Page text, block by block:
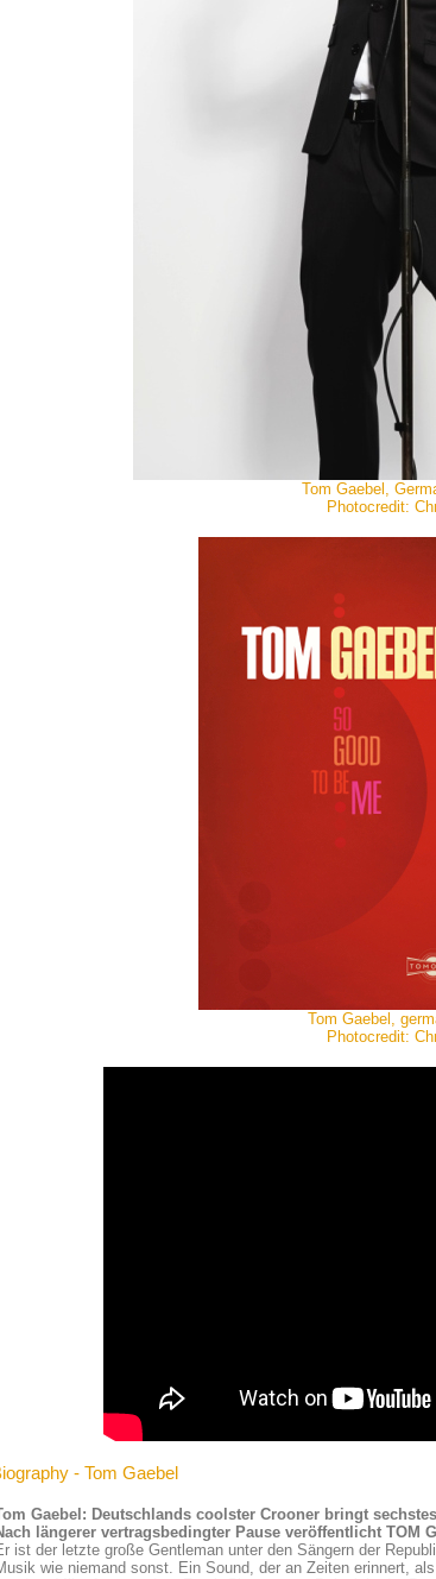
Tom Gaebel,
Photocredit:
Tom Gaebel,
Photocredit:
- Tom Gaebel
Gaebel: Deutschlands coolster Crooner bringt
längerer vertragsbedingter Pause veröffentlicht TOM
ist der letzte große Gentleman unter den Sängern der
wie niemand sonst. Ein Sound, der an Zeiten erinnert,